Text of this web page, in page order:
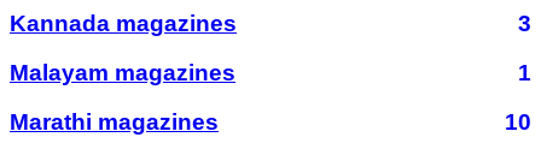
Kannada magazines
3
Malayam magazines
1
Marathi magazines
10